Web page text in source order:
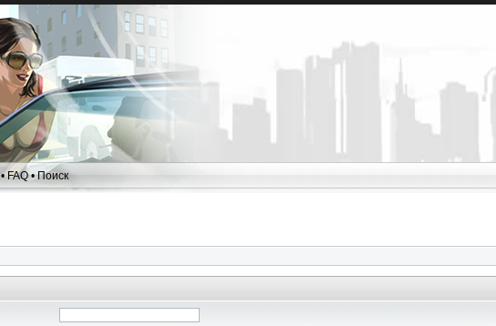
•FAQ•Поиск